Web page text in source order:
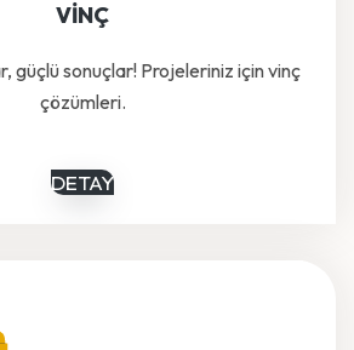
VİNÇ
güçlü sonuçlar! Projeleriniz için vinç
çözümleri.
DETAY